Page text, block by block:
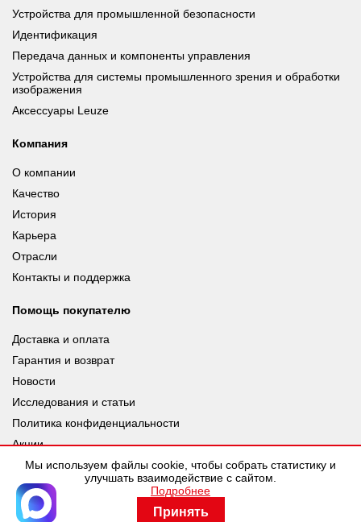
Устройства для промышленной безопасности
Идентификация
Передача данных и компоненты управления
Устройства для системы промышленного зрения и обработки
изображения
Аксессуары Leuze
Компания
О компании
Качество
История
Карьера
Отрасли
Контакты и поддержка
Помощь покупателю
Доставка и оплата
Гарантия и возврат
Новости
Исследования и статьи
Политика конфиденциальности
Акции
© leuze.ru [LEUZE RUS], 2026 |Разработка SDev
Мы используем файлы cookie, чтобы собрать статистику и
улучшать взаимодействие с сайтом.
Подробнее
Принять